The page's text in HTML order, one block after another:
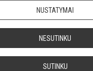
NUSTATYMAI
NESUTINKU
SUTINKU